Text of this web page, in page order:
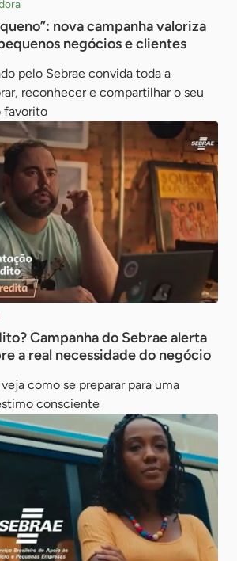
nova campanha valoriza
negócios e clientes
pelo Sebrae convida toda a
reconhecer e compartilhar o seu
favorito
Campanha do Sebrae alerta
a real necessidade do negócio
como se preparar para uma
consciente